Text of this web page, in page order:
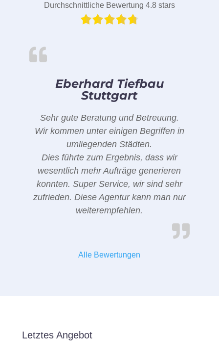
Durchschnittliche Bewertung 4.8 stars
Eberhard Tiefbau
Stuttgart
Sehr gute Beratung und Betreuung.
Wir kommen unter einigen Begriffen in
umliegenden Städten.
Dies führte zum Ergebnis, dass wir
wesentlich mehr Aufträge generieren
konnten. Super Service, wir sind sehr
zufrieden. Diese Agentur kann man nur
weiterempfehlen.
Alle Bewertungen
Letztes Angebot